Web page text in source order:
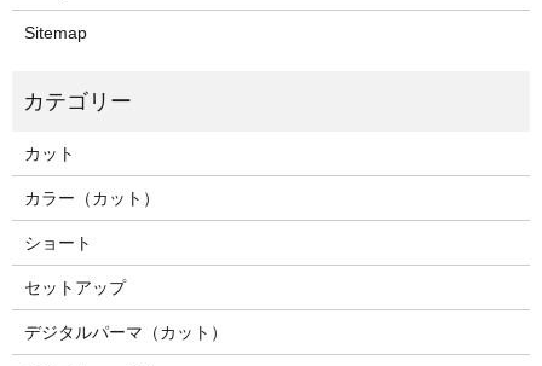
Sitemap
カット
カラー（カット）
ショート
セットアップ
デジタルパーマ（カット）